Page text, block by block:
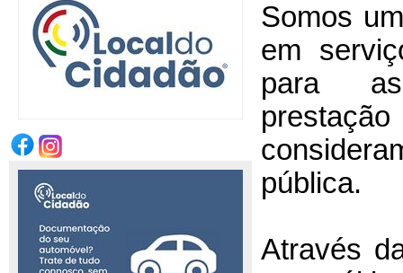
Somos
em
para
pública.
Através